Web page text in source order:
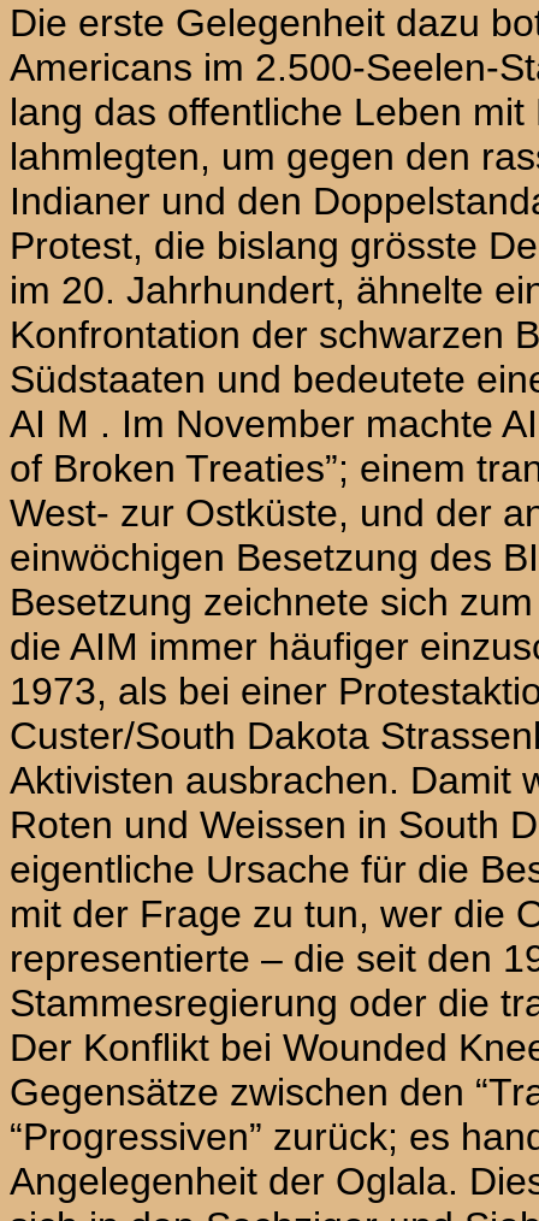
Die erste Gelegenheit dazu
Americans im 2.500-Seelen-
lang das offentliche Leben
lahmlegten, um gegen den
Indianer und den
Protest, die bislang grösste
im 20. Jahrhundert, ähnelte
Konfrontation der schwarzen
Südstaaten und bedeutete
AI M . Im November machte
of Broken Treaties”; einem
West- zur Ostküste, und der
einwöchigen Веsetzung des
Besetzung zeichnete sich
die AIM immer häufiger
1973, als bei einer
Custer/South Dakota
Aktivisten ausbrachen. Damit
Roten und Weissen in South
eigentliche Ursache für die
mit der Frage zu tun, wer die
representierte – die seit den
Stammesregierung oder die
Der Konflikt bei Wounded
Gegensätze zwischen den
“Progressiven” zurück; es
Angelegenheit der Oglala.